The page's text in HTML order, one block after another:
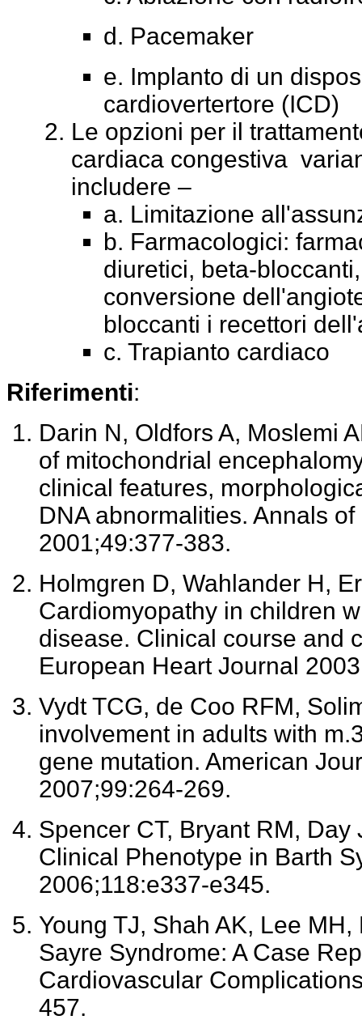
d. Pacemaker
e. Implanto di un
cardiovertertore (ICD)
Le opzioni per il
cardiaca congestiva
includere –
a. Limitazione
b. Farmacologici:
diuretici, beta-
conversione
bloccanti i recettori
c. Trapianto cardiaco
Riferimenti:
Darin N, Oldfors A, Moslemi
of mitochondrial
clinical features,
DNA abnormalities. Annals
2001;49:377-383.
Holmgren D, Wahlander H,
Cardiomyopathy in children
disease. Clinical course and
European Heart Journal
Vydt TCG, de Coo RFM,
involvement in adults with
gene mutation. American
2007;99:264-269.
Spencer CT, Bryant RM,
Clinical Phenotype in Barth
2006;118:e337-e345.
Young TJ, Shah AK, Lee
Sayre Syndrome: A Case
Cardiovascular
457.